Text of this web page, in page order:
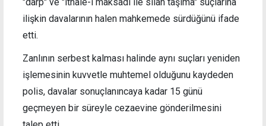
ilişkin davalarının halen mahkemede sürdüğünü ifade
etti.
Zanlının serbest kalması halinde aynı suçları yeniden
işlemesinin kuvvetle muhtemel olduğunu kaydeden
polis, davalar sonuçlanıncaya kadar 15 günü
geçmeyen bir süreyle cezaevine gönderilmesini